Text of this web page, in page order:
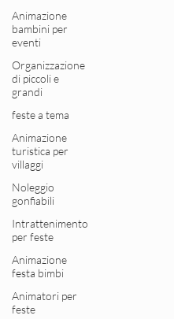
Animazione
bambini per
eventi
Organizzazione
di piccoli e
grandi
feste a tema
Animazione
turistica per
villaggi
Noleggio
gonfiabili
Intrattenimento
per feste
Animazione
festa bimbi
Animatori per
feste